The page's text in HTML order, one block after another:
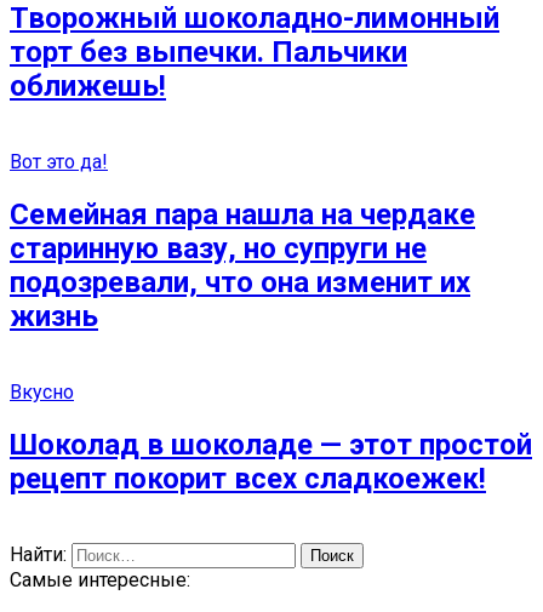
Творожный шоколадно-лимонный
торт без выпечки. Пальчики
оближешь!
Вот это да!
Семейная пара нашла на чердаке
старинную вазу, но супруги не
подозревали, что она изменит их
жизнь
Вкусно
Шоколад в шоколаде — этот простой
рецепт покорит всех сладкоежек!
Найти:
Самые интересные: